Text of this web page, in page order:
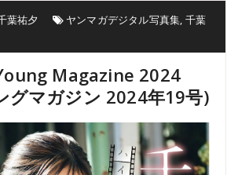
葉祐夕 ヤンマガデジタル写真集, 千葉
Magazine 2024
グマガジン 2024年19号)